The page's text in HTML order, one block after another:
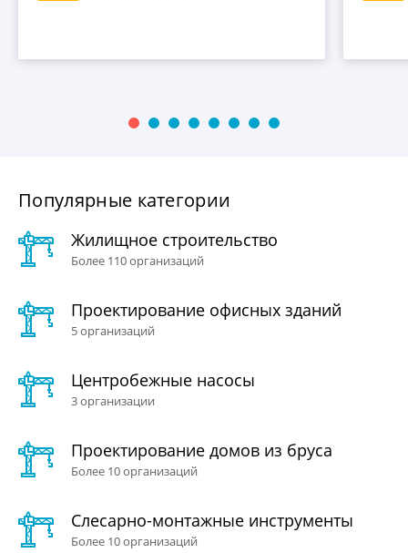
Популярные категории
Жилищное строительство
Более 110 организаций
Проектирование офисных зданий
5 организаций
Центробежные насосы
3 организации
Проектирование домов из бруса
Более 10 организаций
Слесарно-монтажные инструменты
Более 10 организаций